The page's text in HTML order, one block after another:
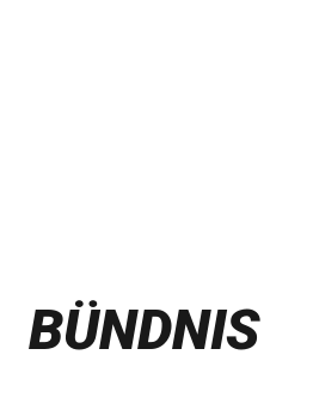
BÜNDNIS